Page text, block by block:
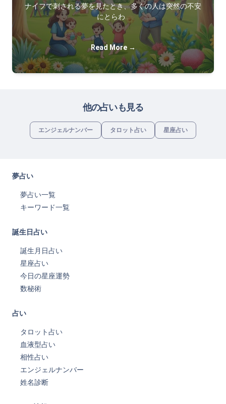
ナイフで刺される夢を見たとき、多くの人は突然の不安
にとらわ…
Read More →
他の占いも見る
エンジェルナンバー タロット占い 星座占い
夢占い
夢占い一覧
キーワード一覧
誕生日占い
誕生月日占い
星座占い
今日の星座運勢
数秘術
占い
タロット占い
血液型占い
相性占い
エンジェルナンバー
姓名診断